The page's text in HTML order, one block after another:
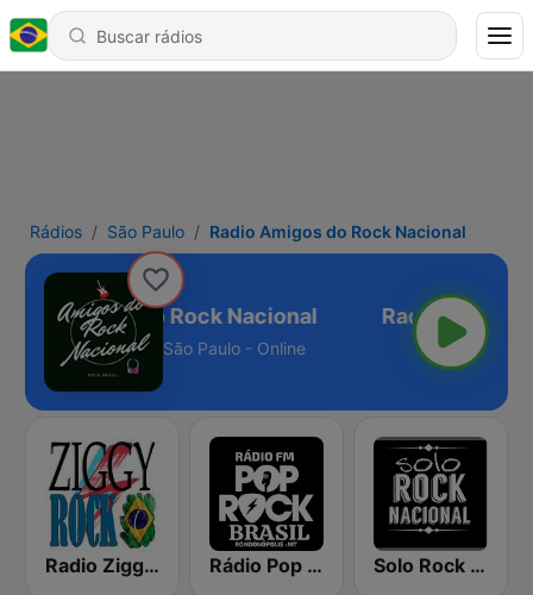
Rádios São Paulo Radio Amigos do Rock Nacional
Amigos do Rock Nacional
São Paulo - Online
Radio Ziggy Rock Brasil Rádio Pop Rock Brasil Solo Rock Nacional